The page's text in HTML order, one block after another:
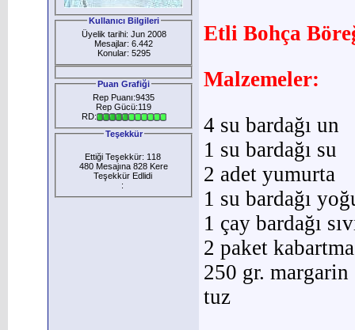
Kullanıcı Bilgileri
Üyelik tarihi: Jun 2008
Mesajlar: 6.442
Konular: 5295
Puan Grafiği
Rep Puanı:9435
Rep Gücü:119
RD:
Teşekkür
Ettiği Teşekkür: 118
480 Mesajına 828 Kere
Teşekkür Edlidi
:
Etli Bohça
Malzemeler:
4 su bardağı un
1 su bardağı su
2 adet yumurta
1 su bardağı
1 çay bardağı
2 paket
250 gr. margarin
tuz